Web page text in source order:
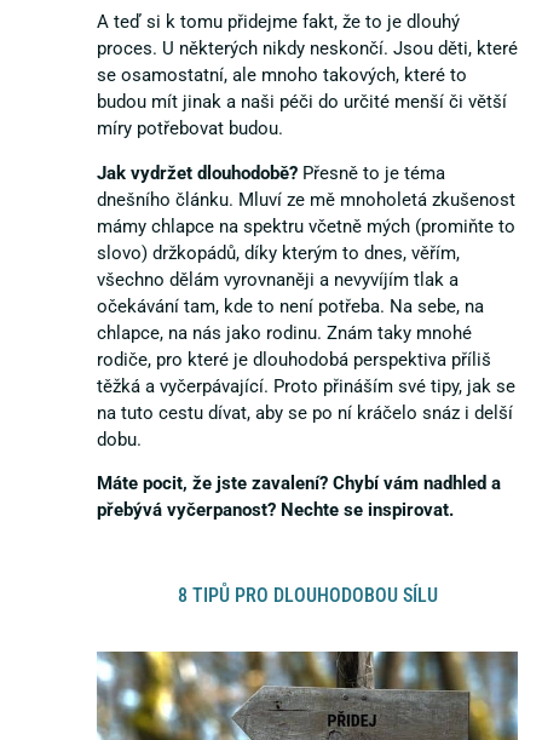
A teď si k tomu přidejme fakt, že to je dlouhý
proces. U některých nikdy neskončí. Jsou děti, které
se osamostatní, ale mnoho takových, které to
budou mít jinak a naši péči do určité menší či větší
míry potřebovat budou.
Jak vydržet dlouhodobě? Přesně to je téma
dnešního článku. Mluví ze mě mnoholetá zkušenost
mámy chlapce na spektru včetně mých (promiňte to
slovo) držkopádů, díky kterým to dnes, věřím,
všechno dělám vyrovnaněji a nevyvíjím tlak a
očekávání tam, kde to není potřeba. Na sebe, na
chlapce, na nás jako rodinu. Znám taky mnohé
rodiče, pro které je dlouhodobá perspektiva příliš
těžká a vyčerpávající. Proto přináším své tipy, jak se
na tuto cestu dívat, aby se po ní kráčelo snáz i delší
dobu.
Máte pocit, že jste zavalení? Chybí vám nadhled a
přebývá vyčerpanost? Nechte se inspirovat.
8 TIPŮ PRO DLOUHODOBOU SÍLU